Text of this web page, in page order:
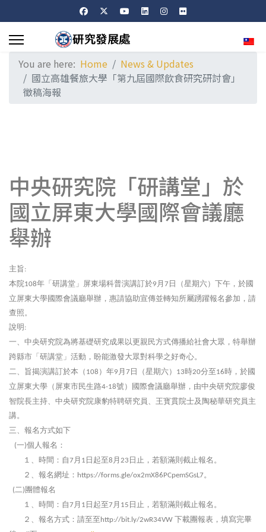
You are here: Home
News & Updates
國立高雄餐旅大學「第九屆國際飲食研究研討會」
徵稿海報
中央研究院「研講堂」於
國立屏東大學國際會議廳
舉辦
主旨:
本院108年「研講堂」屏東場科普演講訂於9 月 7 日（星期六）下午，於國
立屏東大學國際會議廳舉辦，惠請協助宣傳並轉知所屬踴躍報名參加，請
查照。
說明:
一、中央研究院為將基礎研究成果以更親民方式傳播給社會大眾，特舉辦
跨縣市「研講堂」活動，盼能激發大眾對科學之好奇心。
二、旨揭演講訂於本（ 108 ）年9 月 7 日（星期六） 13時20分至16時，於國
立屏東大學（屏東市民生路4-18號）國際會議廳舉辦，由中央研究院廖俊
智院長主持、中央研究院康豹特聘研究員、王寳貫院士及陶秘華研究員主
講。
三、報名方式如下
(一)個人報名：
１、時間：自7 月 1 日起至8 月 23 日止，若額滿則截止報名。
２、報名網址： https://forms.gle/ox2mX86PCpemSGsL7。
(二)團體報名
１、時間：自7 月 1 日起至7 月 15 日止，若額滿則截止報名。
２、報名方式：請至至 http://bit.ly/2wR34VW 下載團報表，填寫完畢